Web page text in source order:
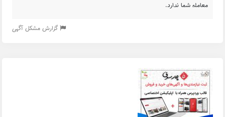
معامله شما ندارد.
گزارش مشکل آگهی